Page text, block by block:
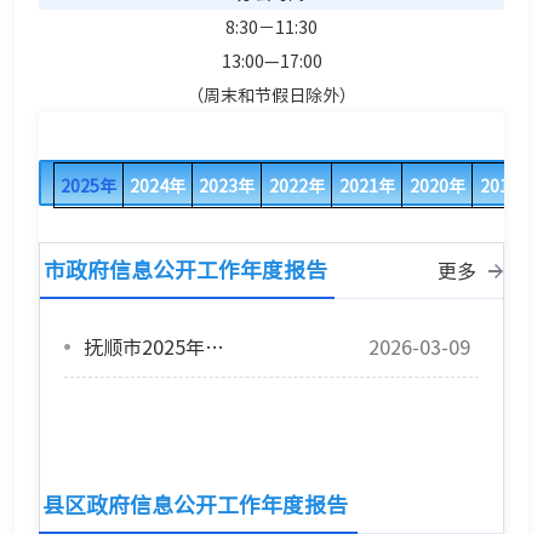
8:30－11:30
13:00—17:00
（周末和节假日除外）
2025年 2024年 2023年 2022年 2021年 2020年 2019年
市政府信息公开工作年度报告 更多
抚顺市2025年政府信息公开工作年度报告 2026-03-09
县区政府信息公开工作年度报告